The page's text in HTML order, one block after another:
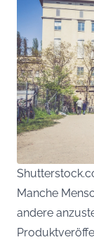
Manche
andere